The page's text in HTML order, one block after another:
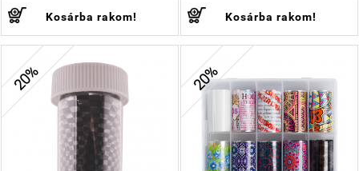
Kosárba rakom! Kosárba rakom!
20% 20%